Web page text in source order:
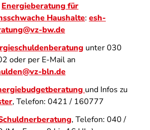
Energieberatung für
Haushalte: esh-
bw.de
unter 030
oder per E-Mail an
bln.de
und Infos zu
, Telefon: 0421 / 160777
, Telefon: 040 /